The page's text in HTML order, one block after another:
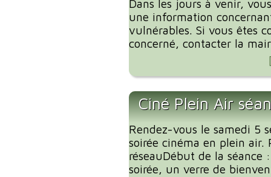
Dans les jours à venir,
une information
vulnérables. Si vous êtes
concerné, contacter la
Ciné Plein Air
Rendez-vous le samedi 5
soirée cinéma en plein
réseauDébut de la
soirée, un verre de